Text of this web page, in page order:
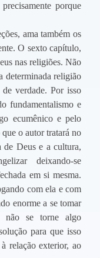
porque
ama também os
O sexto capítulo,
nas religiões. Não
determinada religião
verdade. Por isso
fundamentalismo e
ecumênico e pelo
o autor tratará no
de Deus e a cultura,
deixando-se
em si mesma.
com ela e com
enorme a se tomar
não se torne algo
para que isso
relação exterior, ao